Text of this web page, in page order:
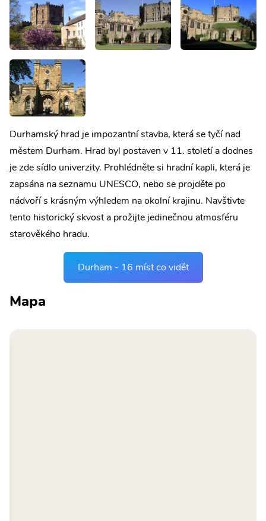
Durhamský hrad je impozantní stavba, která se tyčí nad
městem Durham. Hrad byl postaven v 11. století a dodnes
je zde sídlo univerzity. Prohlédněte si hradní kapli, která je
zapsána na seznamu UNESCO, nebo se projděte po
nádvoří s krásným výhledem na okolní krajinu. Navštivte
tento historický skvost a prožijte jedinečnou atmosféru
starověkého hradu.
Durham - 16 míst co vidět
Mapa